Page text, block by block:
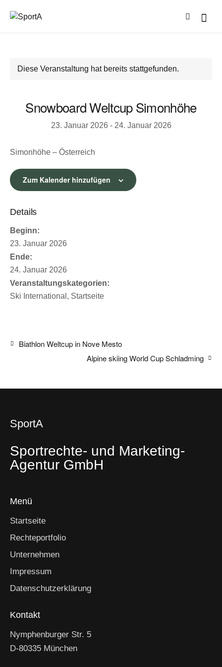
Diese Veranstaltung hat bereits stattgefunden.
Snowboard Weltcup Simonhöhe
23. Januar 2026- 24. Januar 2026
Simonhöhe – Österreich
Zum Kalender hinzufügen
Details
Beginn:
23. Januar 2026
Ende:
24. Januar 2026
Veranstaltungskategorien:
Ski International , Startseite
Biathlon Weltcup in Nove Mesto
Alpine skiing World Cup Schladming
SportA
Sportrechte- und Marketing-
Agentur GmbH
Menü
Startseite
Rechteportfolio
Unternehmen
Impressum
Datenschutzerklärung
Kontakt
Nymphenburger Str. 5
D-80335 München